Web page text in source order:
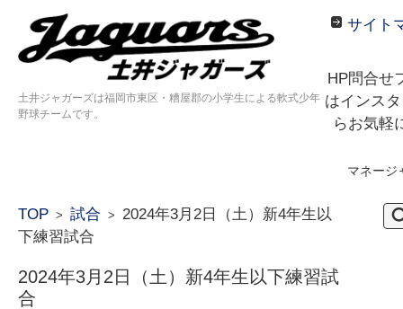
土井ジャガーズは福岡市東区・糟屋郡の小学生による軟式少年
野球チームです。
サイト
HP問合せ
はインス
らお気軽
マネー
TOP > 試合 > 2024年3月2日（土）新4年生以
下練習試合
2024年3月2日（土）新4年生以下練習試
合
検
索: